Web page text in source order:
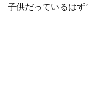
子供だっているはず